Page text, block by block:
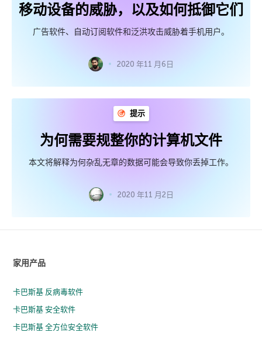
移动设备的威胁，以及如何抵御它们
广告软件、自动订阅软件和泛洪攻击威胁着手机用户。
2020 年11 月6日
提示
为何需要规整你的计算机文件
本文将解释为何杂乱无章的数据可能会导致你丢掉工作。
2020 年11 月2日
家用产品
卡巴斯基 反病毒软件
卡巴斯基 安全软件
卡巴斯基 全方位安全软件